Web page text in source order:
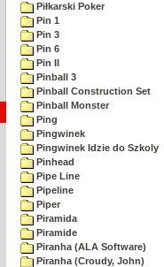
Piłkarski Poker
Pin 1
Pin 3
Pin 6
Pin II
Pinball 3
Pinball Construction Set
Pinball Monster
Ping
Pingwinek
Pingwinek Idzie do Szkoly
Pinhead
Pipe Line
Pipeline
Piper
Piramida
Piramide
Piranha (ALA Software)
Piranha (Croudy, John)